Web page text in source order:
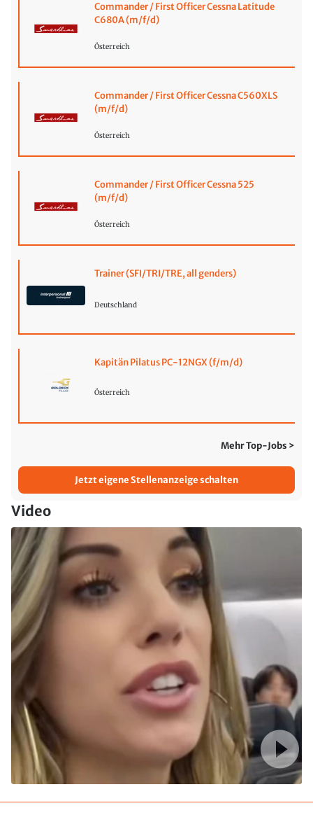
Commander / First Officer Cessna Latitude
C680A (m/f/d)
Österreich
Commander / First Officer Cessna C560XLS
(m/f/d)
Österreich
Commander / First Officer Cessna 525
(m/f/d)
Österreich
Trainer (SFI/TRI/TRE, all genders)
Deutschland
Kapitän Pilatus PC-12NGX (f/m/d)
Österreich
Mehr Top-Jobs >
Jetzt eigene Stellenanzeige schalten
Video